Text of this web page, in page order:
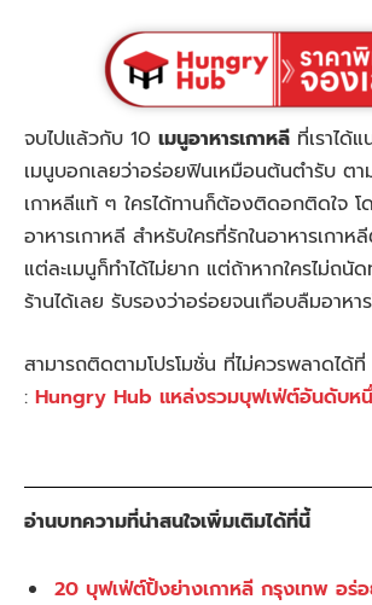
จบไปแล้วกับ 10 เมนูอาหารเกาหลี ที่เราได้
เมนูบอกเลยว่าอร่อยฟินเหมือนต้นตำรับ ต
เกาหลีแท้ ๆ ใครได้ทานก็ต้องติดอกติดใจ โ
อาหารเกาหลี สำหรับใครที่รักในอาหารเกาห
แต่ละเมนูก็ทำได้ไม่ยาก แต่ถ้าหากใครไม่ถนั
ร้านได้เลย รับรองว่าอร่อยจนเกือบลืมอาห
สามารถติดตามโปรโมชั่น ที่ไม่ควรพลาดได้
: Hungry Hub แหล่งรวมบุฟเฟ่ต์อันดับห
อ่านบทความที่น่าสนใจเพิ่มเติมได้ที่นี้
20 บุฟเฟ่ต์ปิ้งย่างเกาหลี กรุงเทพ อร่